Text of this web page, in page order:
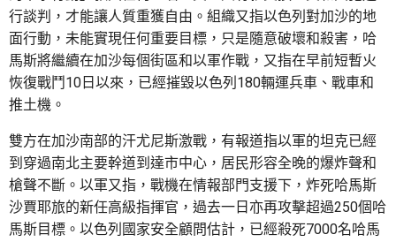
行談判，才能讓人質重獲自由。組織又指以色列對加沙的地
面行動，未能實現任何重要目標，只是隨意破壞和殺害，哈
馬斯將繼續在加沙每個街區和以軍作戰，又指在早前短暫火
恢復戰鬥10日以來，已經摧毀以色列180輛運兵車、戰車和
推土機。
雙方在加沙南部的汗尤尼斯激戰，有報道指以軍的坦克已經
到穿過南北主要幹道到達市中心，居民形容全晚的爆炸聲和
槍聲不斷。以軍又指，戰機在情報部門支援下，炸死哈馬斯
沙賈耶旅的新任高級指揮官，過去一日亦再攻擊超過250個哈
馬斯目標。以色列國家安全顧問估計，已經殺死7000名哈馬